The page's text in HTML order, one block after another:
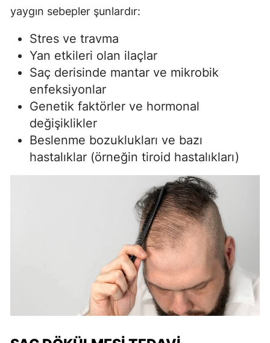
yaygın sebepler şunlardır:
Stres ve travma
Yan etkileri olan ilaçlar
Saç derisinde mantar ve mikrobik
enfeksiyonlar
Genetik faktörler ve hormonal
değişiklikler
Beslenme bozuklukları ve bazı
hastalıklar (örneğin tiroid hastalıkları)